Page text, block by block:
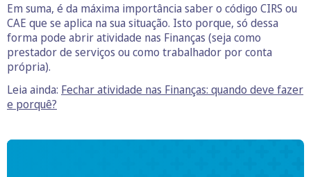
Em suma, é da máxima importância saber o código CIRS ou
CAE que se aplica na sua situação. Isto porque, só dessa
forma pode abrir atividade nas Finanças (seja como
prestador de serviços ou como trabalhador por conta
própria).
Leia ainda: Fechar atividade nas Finanças: quando deve fazer
e porquê?